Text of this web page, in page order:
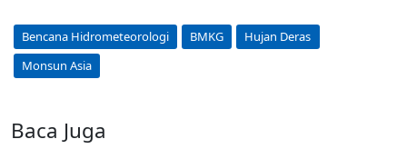
Bencana Hidrometeorologi BMKG
Hujan Deras
Monsun Asia
Baca Juga